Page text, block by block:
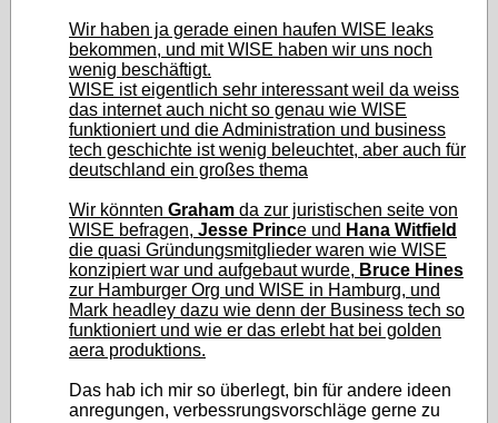
Wir haben ja gerade einen haufen WISE leaks
bekommen, und mit WISE haben wir uns noch
wenig beschäftigt.
WISE ist eigentlich sehr interessant weil da weiss
das internet auch nicht so genau wie WISE
funktioniert und die Administration und business
tech geschichte ist wenig beleuchtet, aber auch für
deutschland ein großes thema
Wir könnten Graham da zur juristischen seite von
WISE befragen, Jesse Prince und Hana Witfield
die quasi Gründungsmitglieder waren wie WISE
konzipiert war und aufgebaut wurde, Bruce Hines
zur Hamburger Org und WISE in Hamburg, und
Mark headley dazu wie denn der Business tech so
funktioniert und wie er das erlebt hat bei golden
aera produktions.
Das hab ich mir so überlegt, bin für andere ideen
anregungen, verbessrungsvorschläge gerne zu